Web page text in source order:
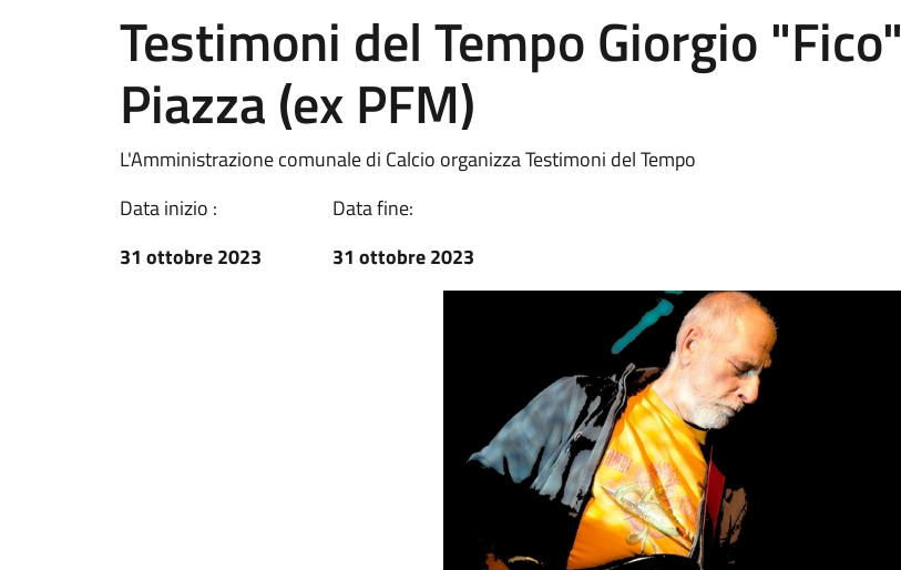
Testimoni del Tempo Giorgio "Fico"
Piazza (ex PFM)
L'Amministrazione comunale di Calcio organizza Testimoni del Tempo
Data inizio :
31 ottobre 2023
Data fine:
31 ottobre 2023